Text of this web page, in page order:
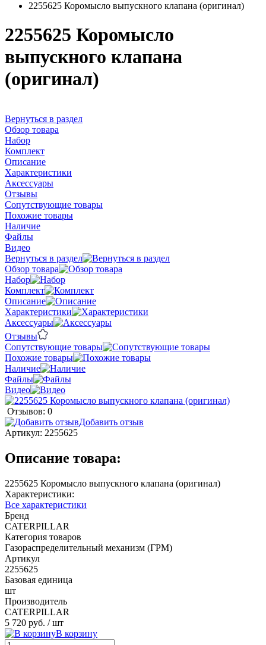
2255625 Коромысло выпускного клапана (оригинал)
2255625 Коромысло
выпускного клапана
(оригинал)
Вернуться в раздел
Обзор товара
Набор
Комплект
Описание
Характеристики
Аксессуары
Отзывы
Сопутствующие товары
Похожие товары
Наличие
Файлы
Видео
Вернуться в раздел
Обзор товара
Набор
Комплект
Описание
Характеристики
Аксессуары
Отзывы
Сопутствующие товары
Похожие товары
Наличие
Файлы
Видео
Отзывов: 0
Добавить отзыв
Артикул: 2255625
Описание товара:
2255625 Коромысло выпускного клапана (оригинал)
Характеристики:
Все характеристики
Бренд
CATERPILLAR
Категория товаров
Газораспределительный механизм (ГРМ)
Артикул
2255625
Базовая единица
шт
Производитель
CATERPILLAR
5 720 руб. / шт
В корзину